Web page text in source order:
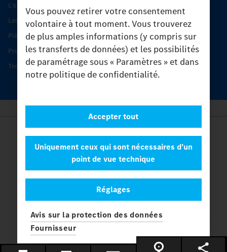
Vous pouvez retirer votre consentement
volontaire à tout moment. Vous trouverez
de plus amples informations (y compris sur
les transferts de données) et les possibilités
de paramétrage sous « Paramètres » et dans
notre politique de confidentialité.
Réglages
Uniquement ceux qui sont nécessaires d’un
point de vue technique
Accepter tout
Avis sur la protection des données
Fournisseur
L'offre de services Unimog
Les produits phares
Pièces d’origine
Protection et maintien de la valeur
Trouver un partenaire
Provider
Legal Notice
Contact
Cookies
Protection des données
Paramètres
© 2026 Daimler Truck AG. Tous les droits sont réservés.
Mercedes-Benz sont des marques deMercedes-Benz Group AG.